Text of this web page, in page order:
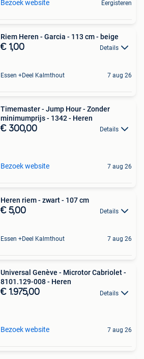
Bezoek website Eergisteren
Riem Heren - Garcia - 113 cm - beige
€ 1,00 Details
Essen +Deel Kalmthout 7 aug 26
Timemaster - Jump Hour - Zonder
minimumprijs - 1342 - Heren
€ 300,00 Details
Bezoek website 7 aug 26
Heren riem - zwart - 107 cm
€ 5,00 Details
Essen +Deel Kalmthout 7 aug 26
Universal Genève - Microtor Cabriolet -
8101.129-008 - Heren
€ 1.975,00 Details
Bezoek website 7 aug 26